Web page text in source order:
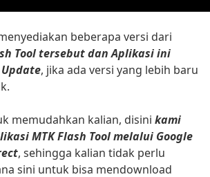
beberapa versi dari
Tool tersebut dan Aplikasi ini
, jika ada versi yang lebih baru
memudahkan kalian, disini kami
MTK Flash Tool melalui Google
, sehingga kalian tidak perlu
sini untuk bisa mendownload